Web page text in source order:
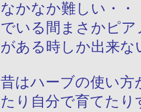
なかなか難しい・
でいる間まさかピ
がある時しか出来な
昔はハーブの使い
たり自分で育てた